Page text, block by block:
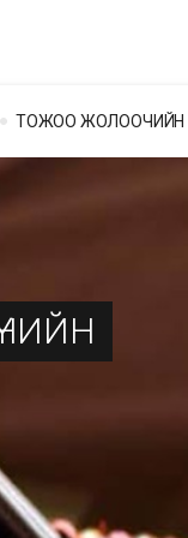
ТОЖОО ЖОЛООЧИЙН